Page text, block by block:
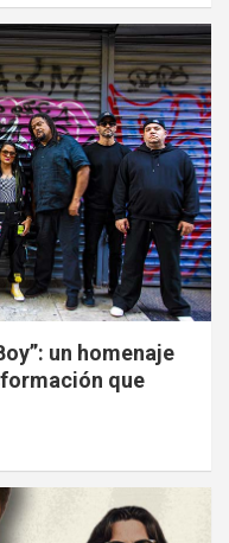
un homenaje
que